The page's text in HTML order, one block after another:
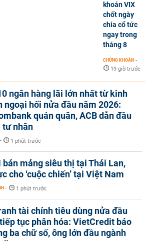
khoán VIX
chốt ngày
chia cổ tức
ngay trong
tháng 8
CHỨNG KHOÁN -
19 giờ trước
ngân hàng lãi lớn nhất từ kinh
ngoại hối nửa đầu năm 2026:
quán quân, ACB dẫn đầu
tư nhân
- 1 phút trước
bán mảng siêu thị tại Thái Lan,
cho ‘cuộc chiến’ tại Việt Nam
- 1 phút trước
tài chính tiêu dùng nửa đầu
tục phân hóa: VietCredit báo
ba chữ số, ông lớn đầu ngành